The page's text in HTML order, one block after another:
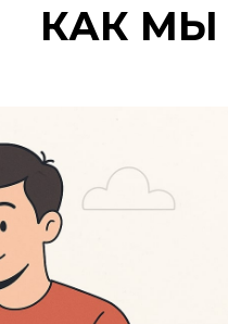
КАК МЫ